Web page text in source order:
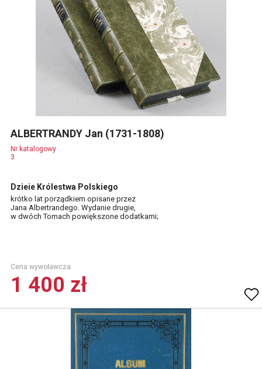
ALBERTRANDY Jan (1731-1808)
Nr katalogowy
3
Dzieie Królestwa Polskiego
krótko lat porządkiem opisane przez
Jana Albertrandego. Wydanie drugie,
w dwóch Tomach powiększone dodatkami;
Cena wywoławcza.
1 400 zł